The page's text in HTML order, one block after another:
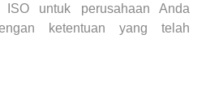
ISO untuk perusahaan Anda
ketentuan yang telah